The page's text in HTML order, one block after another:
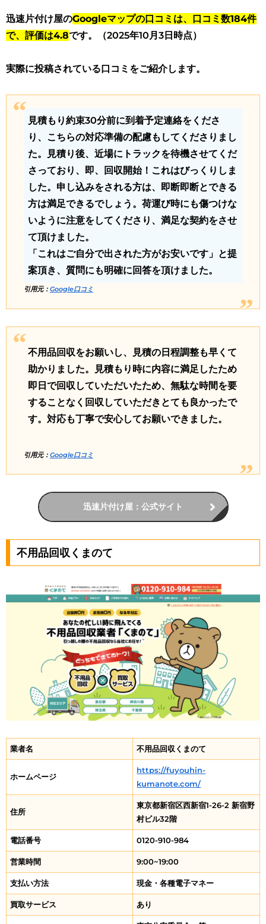
迅速片付け屋のGoogleマップの口コミは、口コミ数184件
で、評価は4.8です。（2025年10月3日時点）
実際に投稿されている口コミをご紹介します。
見積もり約束30分前に到着予定連絡をくださ
り、こちらの対応準備の配慮もしてくださりまし
た。見積り後、近場にトラックを待機させてくだ
さっており、即、回収開始！これはびっくりしま
した。申し込みをされる方は、即断即断とできる
方は満足できるでしょう。荷運び時にも傷つけな
いように注意をしてくださり、満足な契約をさせ
て頂けました。
「これはご自分で出された方がお安いです」と提
案頂き、質問にも明確に回答を頂けました。
引用元： Google口コミ
不用品回収をお願いし、見積の日程調整も早くて
助かりました。見積もり時に内容に満足したため
即日で回収していただいたため、無駄な時間を要
することなく回収していただきとても良かったで
す。対応も丁寧で安心してお願いできました。
引用元： Google口コミ
迅速片付け屋：公式サイト
不用品回収くまのて
業者名 不用品回収くまのて
ホームページ
https://fuyouhin-
kumanote.com/
住所
東京都新宿区西新宿1-26-2 新宿野
村ビル32階
電話番号 0120-910-984
営業時間 9:00~19:00
支払い方法 現金・各種電子マネー
買取サービス あり